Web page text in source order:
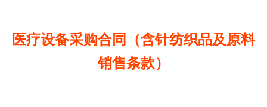
医疗设备采购合同（含针纺织品及原料
销售条款）